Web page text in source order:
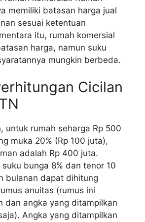
memiliki batasan harga jual
sesuai ketentuan
itu, rumah komersial
harga, namun suku
mungkin berbeda.
Cicilan
untuk rumah seharga Rp 500
muka 20% (Rp 100 juta),
adalah Rp 400 juta.
bunga 8% dan tenor 10
bulanan dapat dihitung
anuitas (rumus ini
dan angka yang ditampilkan
Angka yang ditampilkan